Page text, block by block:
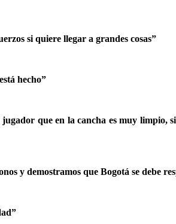
si quiere llegar a grandes cosas”
hecho”
que en la cancha es muy
y demostramos que Bogotá se debe